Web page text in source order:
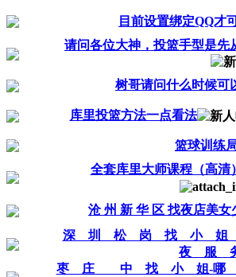
目前设置绑定QQ才
请问各位大神，投篮手型是先
树哥请问什么时候可
库里投篮方法一点看法
篮球训练
全套库里大师课程（高清）
沧 州 新 华 区 找夜店美
深 圳 松 岗 找 小
夜 服
枣 庄 中 找 小 姐-